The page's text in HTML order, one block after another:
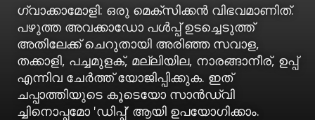
ഗ്വാക്കാമോളി: ഒരു മെക്‌സിക്കന്‍ വിഭവമാണിത്.
പഴുത്ത അവക്കാഡോ പള്‍പ്പ് ഉടച്ചെടുത്ത്
അതിലേക്ക് ചെറുതായി അരിഞ്ഞ സവാള,
തക്കാളി, പച്ചമുളക്, മല്ലിയില, നാരങ്ങാനീര്, ഉപ്പ്
എന്നിവ ചേര്‍ത്ത് യോജിപ്പിക്കുക. ഇത്
ചപ്പാത്തിയുടെ കൂടെയോ സാന്‍ഡ്‌വി
ച്ചിനൊപ്പമോ 'ഡിപ്പ്' ആയി ഉപയോഗിക്കാം.